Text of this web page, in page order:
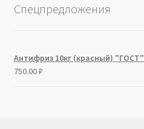
Спецпредложения
Антифриз 10кг (красный) "ГОСТ"
750.00₽